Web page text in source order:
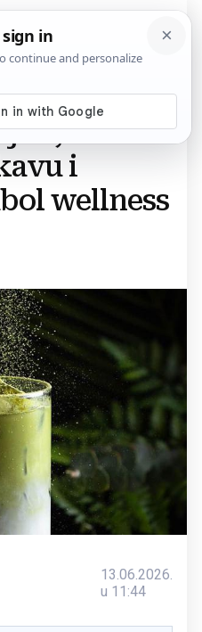
i
wellness
13.06.2026.
u 11:44